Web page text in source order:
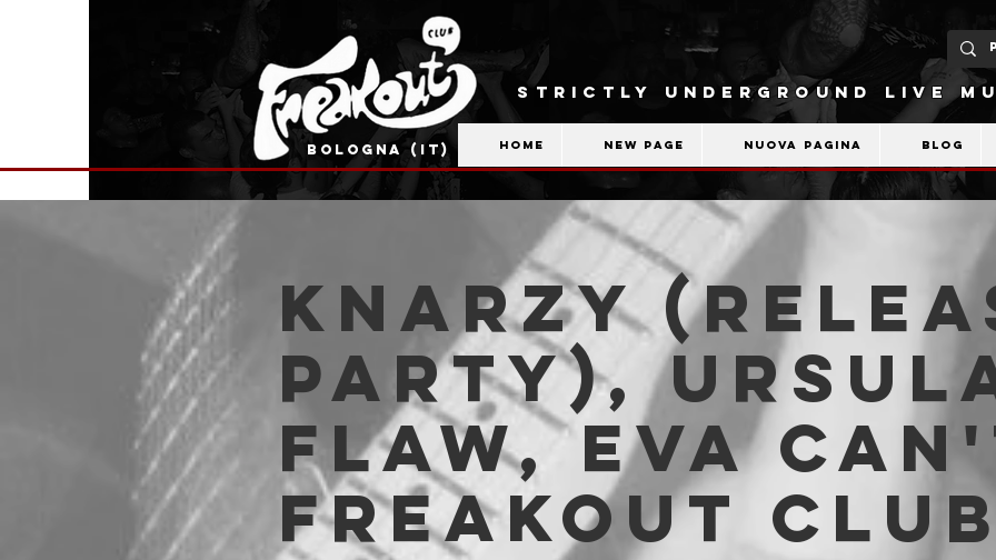
BOLOGNA (IT)
STRICTLY UNDERGROUND LIVE
Home New Page Nuova pagina Blog
knarzy
party),
Flaw, Eva
Freakout